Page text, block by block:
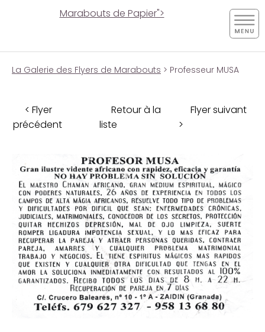
Marabouts de Papier">
La Galerie des Flyers de Marabouts > Professeur MUSA
< Flyer
précédent
Retour à la
liste
Flyer suivant
>